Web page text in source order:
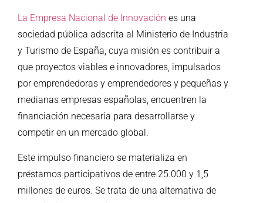
La Empresa Nacional de Innovación es una
sociedad pública adscrita al Ministerio de Industria
y Turismo de España, cuya misión es contribuir a
que proyectos viables e innovadores, impulsados
por emprendedoras y emprendedores y pequeñas y
medianas empresas españolas, encuentren la
financiación necesaria para desarrollarse y
competir en un mercado global.
Este impulso financiero se materializa en
préstamos participativos de entre 25.000 y 1,5
millones de euros. Se trata de una alternativa de